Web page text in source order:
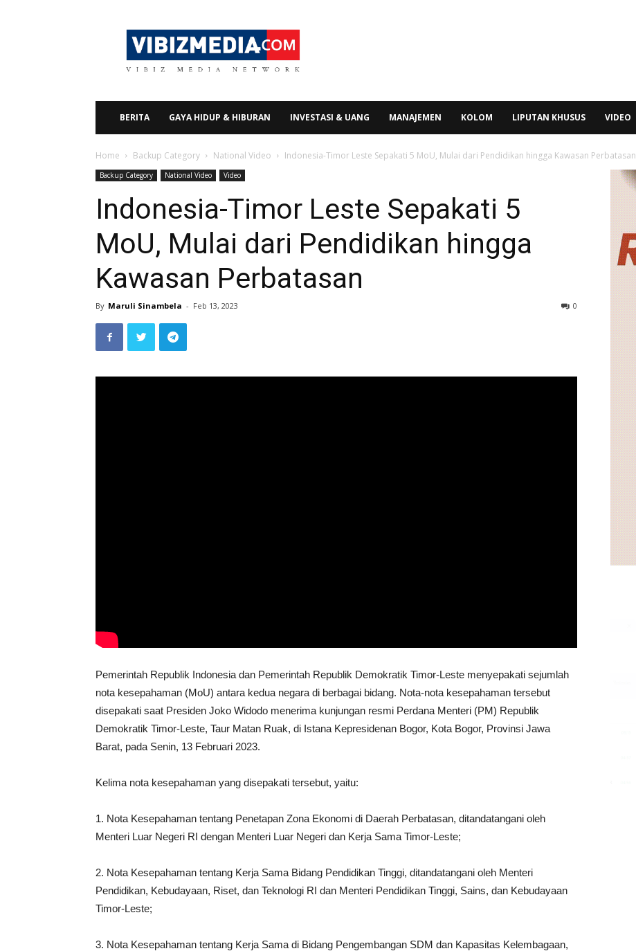
Vibizmedia.com
BERITA GAYA HIDUP & HIBURAN INVESTASI & UANG MANAJEMEN KOLOM LIPUTAN KHUSUS VIDEO
Home Backup Category National Video Indonesia-Timor Leste Sepakati 5 MoU, Mulai dari Pendidikan hingga Kawasan Perbatasan
Backup Category National Video Video
Indonesia-Timor Leste Sepakati 5
MoU, Mulai dari Pendidikan hingga
Kawasan Perbatasan
By Maruli Sinambela - Feb 13, 2023 0
Pemerintah Republik Indonesia dan Pemerintah Republik Demokratik Timor-Leste menyepakati sejumlah
nota kesepahaman (MoU) antara kedua negara di berbagai bidang. Nota-nota kesepahaman tersebut
disepakati saat Presiden Joko Widodo menerima kunjungan resmi Perdana Menteri (PM) Republik
Demokratik Timor-Leste, Taur Matan Ruak, di Istana Kepresidenan Bogor, Kota Bogor, Provinsi Jawa
Barat, pada Senin, 13 Februari 2023.
Kelima nota kesepahaman yang disepakati tersebut, yaitu:
1. Nota Kesepahaman tentang Penetapan Zona Ekonomi di Daerah Perbatasan, ditandatangani oleh
Menteri Luar Negeri RI dengan Menteri Luar Negeri dan Kerja Sama Timor-Leste;
2. Nota Kesepahaman tentang Kerja Sama Bidang Pendidikan Tinggi, ditandatangani oleh Menteri
Pendidikan, Kebudayaan, Riset, dan Teknologi RI dan Menteri Pendidikan Tinggi, Sains, dan Kebudayaan
Timor-Leste;
3. Nota Kesepahaman tentang Kerja Sama di Bidang Pengembangan SDM dan Kapasitas Kelembagaan,